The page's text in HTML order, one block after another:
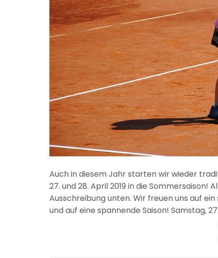
Auch in diesem Jahr starten wir wieder
27. und 28. April 2019 in die
Ausschreibung unten. Wir freuen uns auf
und auf eine spannende Saison! Samstag,